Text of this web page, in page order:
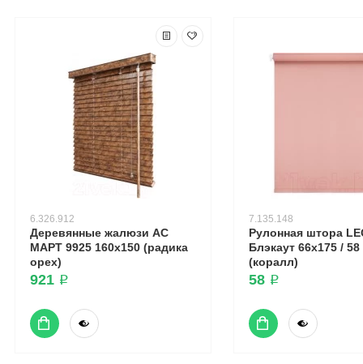
6.326.912
Деревянные жалюзи АС
МАРТ 9925 160x150 (радика
орех)
921 ₽
7.135.148
Рулонная штора
Блэкаут 66x175 / 58
(коралл)
58 ₽